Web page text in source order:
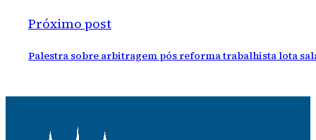
Próximo post
Palestra sobre arbitragem pós reforma trabalhista lota